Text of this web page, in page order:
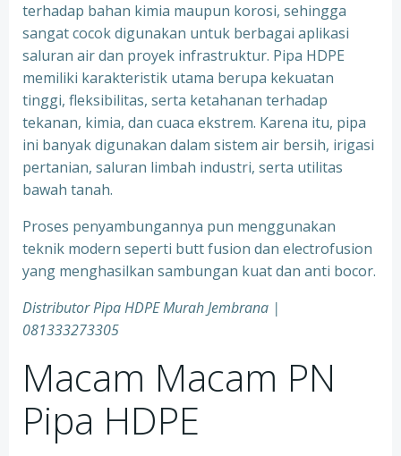
terhadap bahan kimia maupun korosi, sehingga
sangat cocok digunakan untuk berbagai aplikasi
saluran air dan proyek infrastruktur. Pipa HDPE
memiliki karakteristik utama berupa kekuatan
tinggi, fleksibilitas, serta ketahanan terhadap
tekanan, kimia, dan cuaca ekstrem. Karena itu, pipa
ini banyak digunakan dalam sistem air bersih, irigasi
pertanian, saluran limbah industri, serta utilitas
bawah tanah.
Proses penyambungannya pun menggunakan
teknik modern seperti butt fusion dan electrofusion
yang menghasilkan sambungan kuat dan anti bocor.
Distributor Pipa HDPE Murah Jembrana |
081333273305
Macam Macam PN
Pipa HDPE